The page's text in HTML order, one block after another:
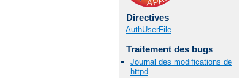
Directives
AuthUserFile
Traitement des bugs
Journal des modifications de
httpd